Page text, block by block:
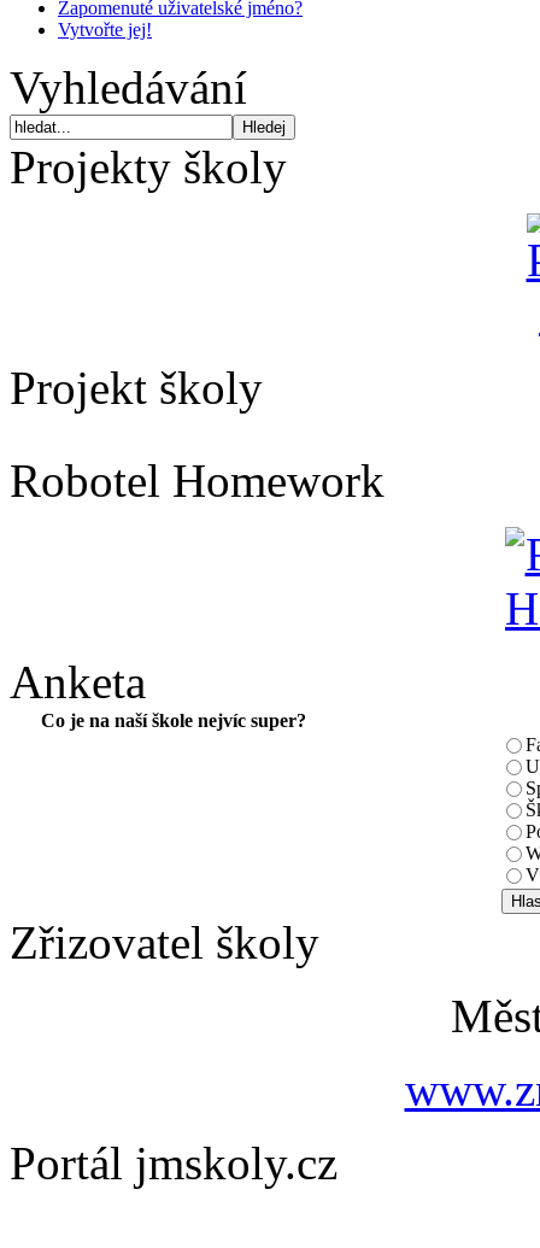
Zapomenuté uživatelské jméno?
Vytvořte jej!
Vyhledávání
Projekty školy
Projekt školy
Robotel Homework
Anketa
Co je na naší škole nejvíc super?
Zřizovatel školy
Portál jmskoly.cz